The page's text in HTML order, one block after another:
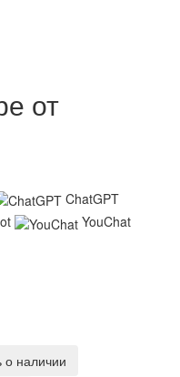
от
ChatGPT
YouChat
наличии